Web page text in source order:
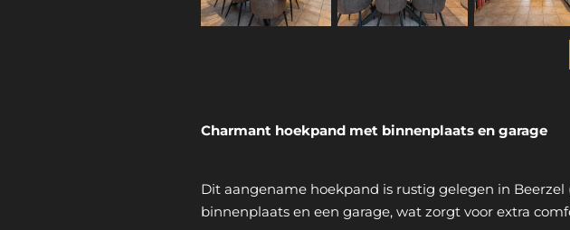
Charmant hoekpand met binnenplaats en garage
Dit aangename hoekpand is rustig gelegen in
binnenplaats en een garage, wat zorgt voor extra